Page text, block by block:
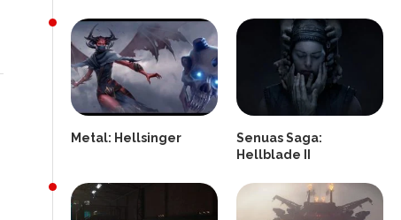
Metal: Hellsinger
Senuas Saga:
Hellblade II